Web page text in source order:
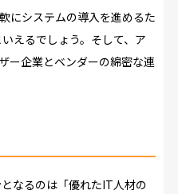
にシステムの導入を進めるた
えるでしょう。そして、ア
ー企業とベンダーの綿密な連
なるのは「優れたIT人材の